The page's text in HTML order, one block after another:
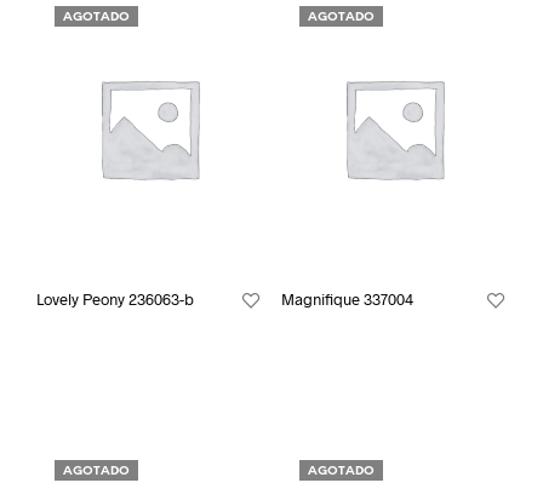
AGOTADO
Lovely Peony 236063-b
AGOTADO
Magnifique 337004
AGOTADO AGOTADO